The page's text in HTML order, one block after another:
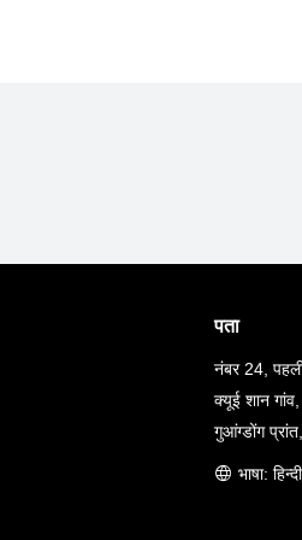
पता
नंबर 24,
क्यूई शान
गुआंग्डोंग
भाषा: हिन्दी